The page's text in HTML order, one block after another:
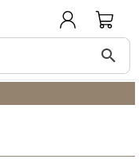
search